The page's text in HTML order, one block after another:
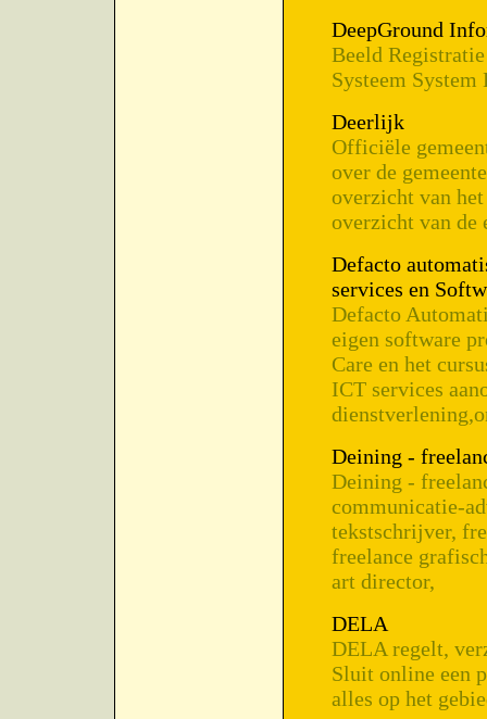
DeepGround
Beeld
Systeem System
Deerlijk
Officiële
over de
overzicht van het
overzicht van de
Defacto
services en
Defacto
eigen software
Care en het
ICT services
Deining -
Deining -
communicatie-
tekstschrijver,
freelance
art director,
DELA
DELA regelt,
Sluit online een
alles op het